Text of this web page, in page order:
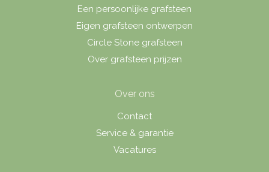
Een persoonlijke grafsteen
Eigen grafsteen ontwerpen
Circle Stone grafsteen
Over grafsteen prijzen
Over ons
Contact
Service & garantie
Vacatures